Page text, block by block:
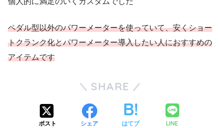
ペダル型以外のパワーメーターを使っていて、安くショー
トクランク化とパワーメーター導入したい人におすすめの
アイテムです
SHARE
ポスト シェア はてブ LINE